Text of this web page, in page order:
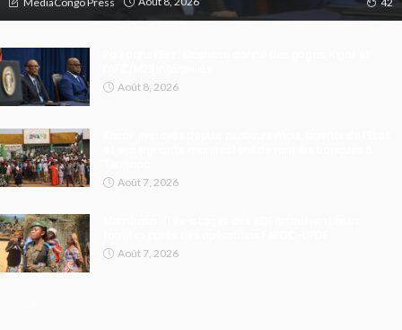
Août 8, 2026
Août 7, 2026
Août 7, 2026